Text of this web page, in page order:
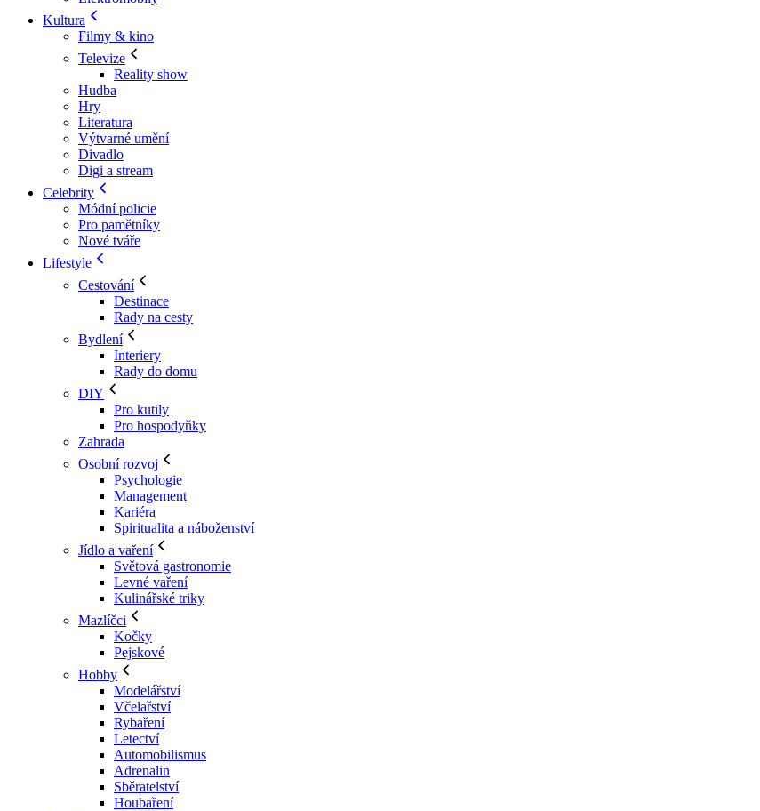
Kultura
Filmy & kino
Televize
Reality show
Hudba
Hry
Literatura
Výtvarné umění
Divadlo
Digi a stream
Celebrity
Módní policie
Pro pamětníky
Nové tváře
Lifestyle
Cestování
Destinace
Rady na cesty
Bydlení
Interiery
Rady do domu
DIY
Pro kutily
Pro hospodyňky
Zahrada
Osobní rozvoj
Psychologie
Management
Kariéra
Spiritualita a náboženství
Jídlo a vaření
Světová gastronomie
Levné vaření
Kulinářské triky
Mazlíčci
Kočky
Pejskové
Hobby
Modelářství
Včelařství
Rybaření
Letectví
Automobilismus
Adrenalin
Sběratelství
Houbaření